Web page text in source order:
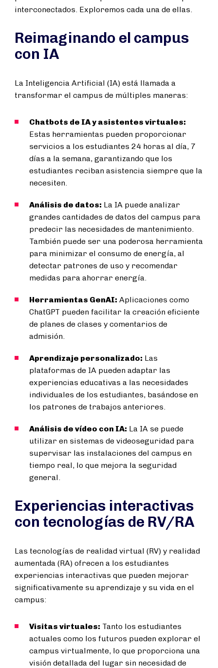
interconectados. Exploremos cada una de ellas.
Reimaginando el campus
con IA
La Inteligencia Artificial (IA) está llamada a
transformar el campus de múltiples maneras:
Chatbots de IA y asistentes virtuales:
Estas herramientas pueden proporcionar
servicios a los estudiantes 24 horas al día, 7
días a la semana, garantizando que los
estudiantes reciban asistencia siempre que la
necesiten.
Análisis de datos: La IA puede analizar
grandes cantidades de datos del campus para
predecir las necesidades de mantenimiento.
También puede ser una poderosa herramienta
para minimizar el consumo de energía, al
detectar patrones de uso y recomendar
medidas para ahorrar energía.
Herramientas GenAI: Aplicaciones como
ChatGPT pueden facilitar la creación eficiente
de planes de clases y comentarios de
admisión.
Aprendizaje personalizado: Las
plataformas de IA pueden adaptar las
experiencias educativas a las necesidades
individuales de los estudiantes, basándose en
los patrones de trabajos anteriores.
Análisis de vídeo con IA: La IA se puede
utilizar en sistemas de videoseguridad para
supervisar las instalaciones del campus en
tiempo real, lo que mejora la seguridad
general.
Experiencias interactivas
con tecnologías de RV/RA
Las tecnologías de realidad virtual (RV) y realidad
aumentada (RA) ofrecen a los estudiantes
experiencias interactivas que pueden mejorar
significativamente su aprendizaje y su vida en el
campus:
Visitas virtuales: Tanto los estudiantes
actuales como los futuros pueden explorar el
campus virtualmente, lo que proporciona una
visión detallada del lugar sin necesidad de